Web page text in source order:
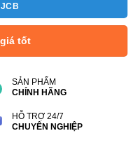
tốt
SẢN PHẨM
CHÍNH HÃNG
HỖ TRỢ 24/7
CHUYÊN NGHIỆP